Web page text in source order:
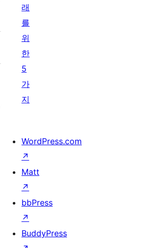
래
를
위
한
5
가
지
WordPress.com
↗
Matt
↗
bbPress
↗
BuddyPress